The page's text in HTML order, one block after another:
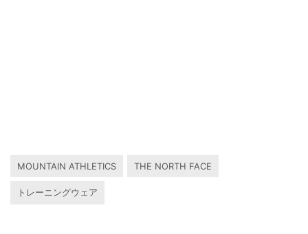
MOUNTAIN ATHLETICS THE NORTH FACE
トレーニングウェア